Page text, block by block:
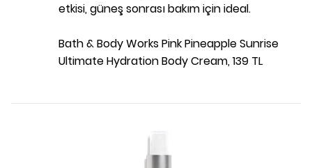
etkisi, güneş sonrası bakım için ideal.
Bath & Body Works Pink Pineapple Sunrise
Ultimate Hydration Body Cream, 139 TL